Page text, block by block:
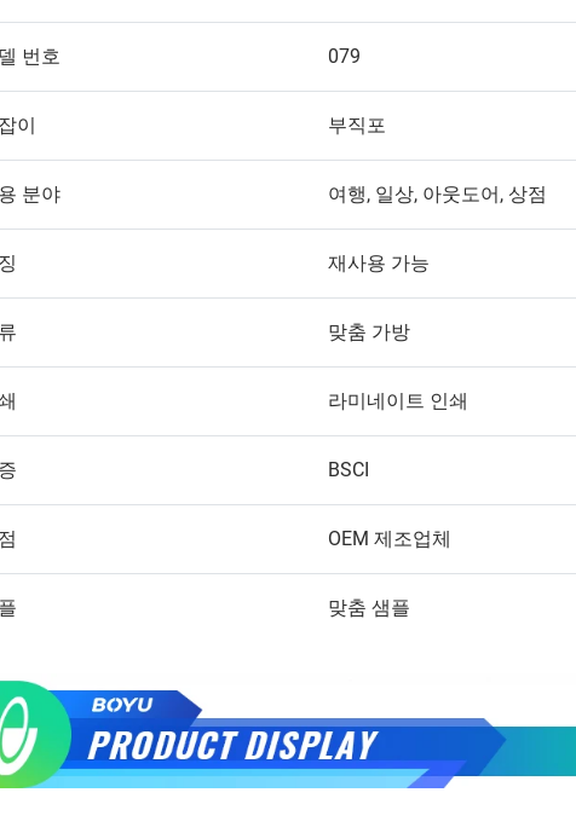
번호 079
이 부직포
분야 여행, 일상, 아웃도어, 상점
재사용 가능
맞춤 가방
라미네이트 인쇄
BSCI
OEM 제조업체
맞춤 샘플